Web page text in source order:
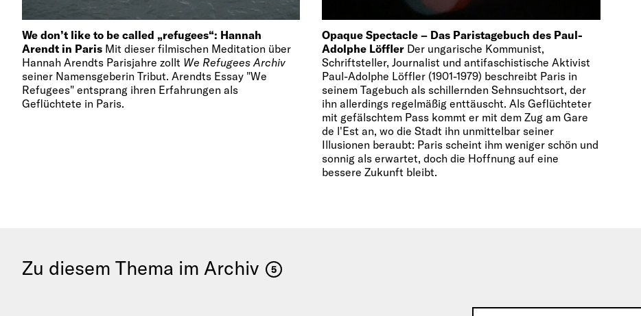
We don’t like to be called „refugees“: Hannah
Arendt in Paris Mit dieser filmischen Meditation über
Hannah Arendts Parisjahre zollt We Refugees Archiv
seiner Namensgeberin Tribut. Arendts Essay "We
Refugees" entsprang ihren Erfahrungen als
Geflüchtete in Paris.
Opaque Spectacle – Das Paristagebuch des Paul-
Adolphe Löffler Der ungarische Kommunist,
Schriftsteller, Journalist und antifaschistische Aktivist
Paul-Adolphe Löffler (1901-1979) beschreibt Paris in
seinem Tagebuch als schillernden Sehnsuchtsort, der
ihn allerdings regelmäßig enttäuscht. Als Geflüchteter
mit gefälschtem Pass kommt er mit dem Zug am Gare
de l'Est an, wo die Stadt ihn unmittelbar seiner
Illusionen beraubt: Paris scheint ihm weniger schön und
sonnig als erwartet, doch die Hoffnung auf eine
bessere Zukunft bleibt.
Zu diesem Thema im Archiv 5